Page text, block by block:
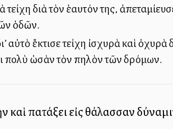
διὰ τὸν ἑαυτόν της,
ὁδῶν.
αὐτὸ ἔκτισε τείχη ἰσχυρὰ καὶ
πολὺ ὡσὰν τὸν πηλὸν τῶν δρόμων.
καὶ πατάξει εἰς θάλασσαν